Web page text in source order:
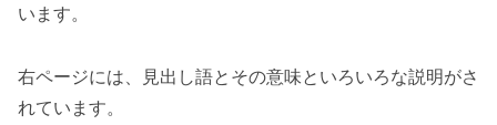
います。
右ページには、見出し語とその意味といろいろな説明がさ
れています。